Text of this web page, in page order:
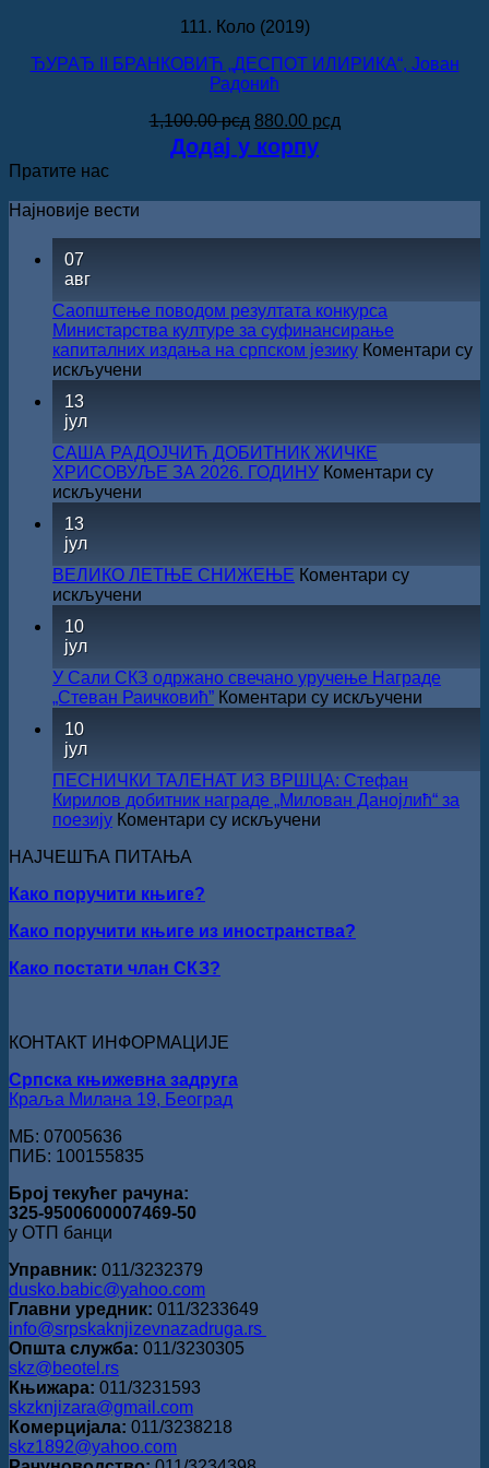
111. Коло (2019)
ЂУРАЂ II БРАНКОВИЋ „ДЕСПОТ ИЛИРИКА“, Јован
Радонић
1,100.00рсд Оригинална
цена
је
1,100.00 рсд.
880.00 рсдТренутна
Додај у корпу
Пратите нас
Најновије вести
07
авг
Саопштење поводом резултата конкурса
Министарства културе за суфинансирање
капиталних издања на српском језику Коментари су
искључени
конкурса
Министарства
културе
за
издања
на
српском
13
јул
САША РАДОЈЧИЋ ДОБИТНИК ЖИЧКЕ
ХРИСОВУЉЕ ЗА 2026. ГОДИНУ Коментари су
искључени
ЖИЧКЕ
ХРИСОВУЉЕ
ЗА
13
јул
ВЕЛИКО ЛЕТЊЕ СНИЖЕЊЕ Коментари су
искључени
10
јул
У Сали СКЗ одржано свечано уручење Награде
„Стеван Раичковић” Коментари су искључени
свечано
10
јул
ПЕСНИЧКИ ТАЛЕНАТ ИЗ ВРШЦА: Стефан
Кирилов добитник награде „Милован Данојлић“ за
поезију Коментари су искључени
Кирилов
НАЈЧЕШЋА ПИТАЊА
Како поручити књиге?
Како поручити књиге из иностранства?
Како постати члан СКЗ?
КОНТАКТ ИНФОРМАЦИЈЕ
Српска књижевна задруга
Краља Милана 19, Београд
МБ: 07005636
ПИБ: 100155835
Број текућег рачуна:
325-9500600007469-50
у ОТП банци
Управник: 011/3232379
dusko.babic@yahoo.com
Главни уредник: 011/3233649
info@srpskaknjizevnazadruga.rs
Општа служба: 011/3230305
skz@beotel.rs
Књижара: 011/3231593
skzknjizara@gmail.com
Комерцијала: 011/3238218
skz1892@yahoo.com